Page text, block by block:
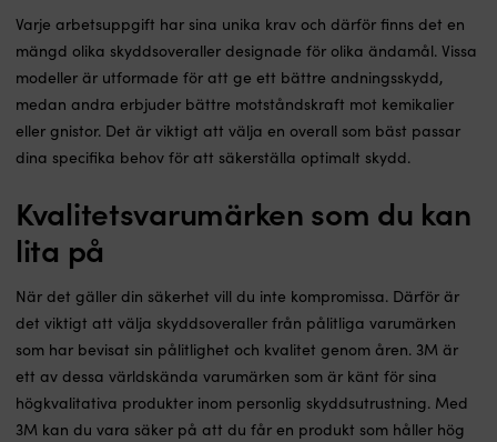
Varje arbetsuppgift har sina unika krav och därför finns det en
mängd olika skyddsoveraller designade för olika ändamål. Vissa
modeller är utformade för att ge ett bättre andningsskydd,
medan andra erbjuder bättre motståndskraft mot kemikalier
eller gnistor. Det är viktigt att välja en overall som bäst passar
dina specifika behov för att säkerställa optimalt skydd.
Kvalitetsvarumärken som du kan
lita på
När det gäller din säkerhet vill du inte kompromissa. Därför är
det viktigt att välja skyddsoveraller från pålitliga varumärken
som har bevisat sin pålitlighet och kvalitet genom åren. 3M är
ett av dessa världskända varumärken som är känt för sina
högkvalitativa produkter inom personlig skyddsutrustning. Med
3M kan du vara säker på att du får en produkt som håller hög